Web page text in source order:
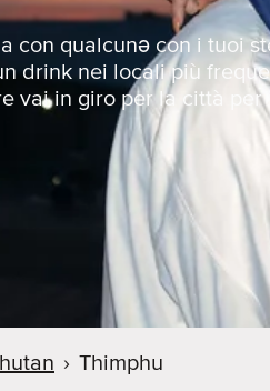
con qualcunə con i tuoi
drink nei locali più
vai in giro per la città
› Thimphu